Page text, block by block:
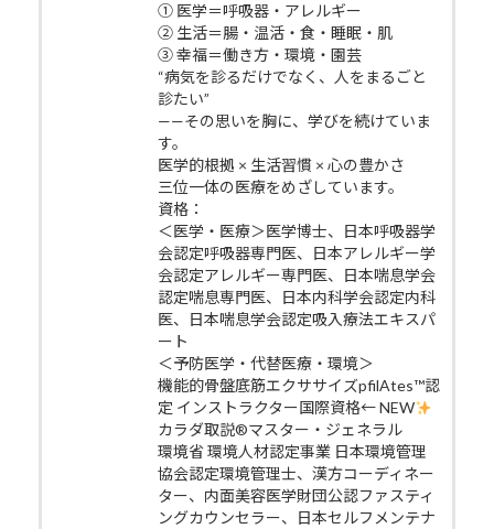
① 医学＝呼吸器・アレルギー
② 生活＝腸・温活・食・睡眠・肌
③ 幸福＝働き方・環境・園芸
“病気を診るだけでなく、人をまるごと
診たい”
——その思いを胸に、学びを続けていま
す。
医学的根拠 × 生活習慣 × 心の豊かさ
三位一体の医療をめざしています。
資格：
＜医学・医療＞医学博士、日本呼吸器学
会認定呼吸器専門医、日本アレルギー学
会認定アレルギー専門医、日本喘息学会
認定喘息専門医、日本内科学会認定内科
医、日本喘息学会認定吸入療法エキスパ
ート
＜予防医学・代替医療・環境＞
機能的骨盤底筋エクササイズpfilAtes™認
定 インストラクター国際資格← NEW
カラダ取説®マスター・ジェネラル
環境省 環境人材認定事業 日本環境管理
協会認定環境管理士、漢方コーディネー
ター、内面美容医学財団公認ファスティ
ングカウンセラー、日本セルフメンテナ